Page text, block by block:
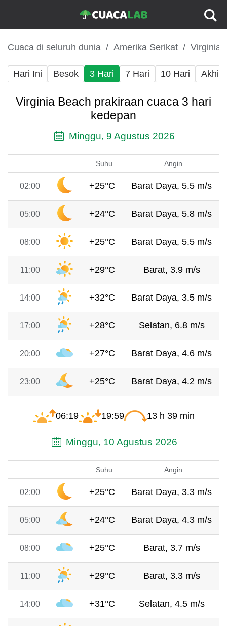
Cuaca di seluruh dunia Amerika Serikat Virginia
Hari Ini Besok 3 Hari 7 Hari 10 Hari Akhir
Virginia Beach prakiraan cuaca 3 hari
kedepan
Minggu, 9 Agustus 2026
Suhu Angin
02:00 +25°C Barat Daya, 5.5 m/s
05:00 +24°C Barat Daya, 5.8 m/s
08:00 +25°C Barat Daya, 5.5 m/s
11:00 +29°C Barat, 3.9 m/s
14:00 +32°C Barat Daya, 3.5 m/s
17:00 +28°C Selatan, 6.8 m/s
20:00 +27°C Barat Daya, 4.6 m/s
23:00 +25°C Barat Daya, 4.2 m/s
06:19 19:59 13 h 39 min
Minggu, 10 Agustus 2026
Suhu Angin
02:00 +25°C Barat Daya, 3.3 m/s
05:00 +24°C Barat Daya, 4.3 m/s
08:00 +25°C Barat, 3.7 m/s
11:00 +29°C Barat, 3.3 m/s
14:00 +31°C Selatan, 4.5 m/s